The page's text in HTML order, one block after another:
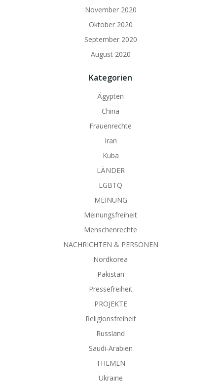
November 2020
Oktober 2020
September 2020
August 2020
Kategorien
Ägypten
China
Frauenrechte
Iran
Kuba
LÄNDER
LGBTQ
MEINUNG
Meinungsfreiheit
Menschenrechte
NACHRICHTEN & PERSONEN
Nordkorea
Pakistan
Pressefreiheit
PROJEKTE
Religionsfreiheit
Russland
Saudi-Arabien
THEMEN
Ukraine